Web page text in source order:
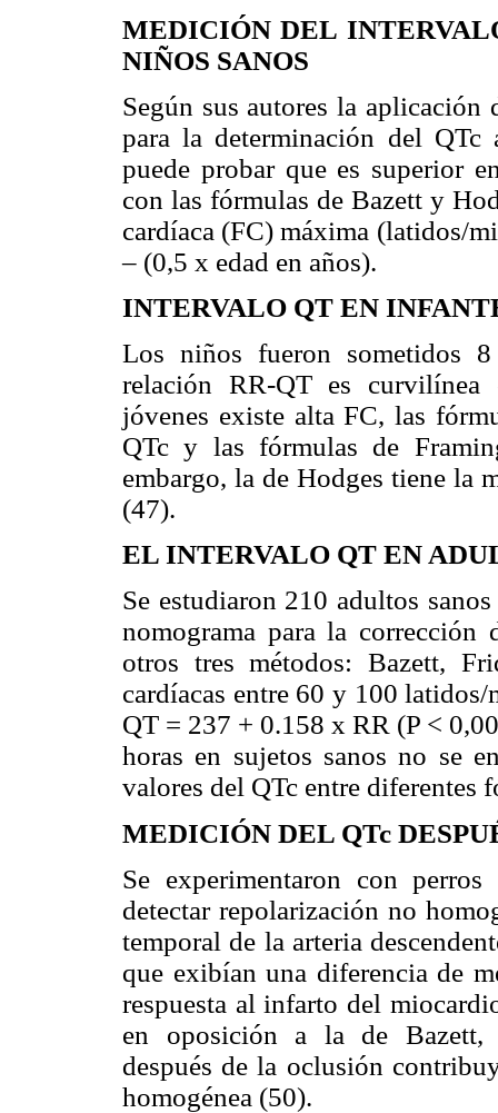
MEDICIÓN DEL
NIÑOS SANOS
Según sus autores la
para la determinación del
puede probar que es superior
con las fórmulas de Bazett y
cardíaca (FC) máxima (latidos/
– (0,5 x edad en años).
INTERVALO QT EN
Los niños fueron sometidos
relación RR-QT es
jóvenes existe alta FC, las
QTc y las fórmulas de
embargo, la de Hodges tiene la
(47).
EL INTERVALO QT EN
Se estudiaron 210 adultos
nomograma para la
otros tres métodos: Bazett,
cardíacas entre 60 y 100
QT = 237 + 0.158 x RR (P <
horas en sujetos sanos no se
valores del QTc entre diferentes
MEDICIÓN DEL QTc
Se experimentaron con perros
detectar repolarización no
temporal de la arteria
que exibían una diferencia de
respuesta al infarto del
en oposición a la de Bazett,
después de la oclusión
homogénea (50).